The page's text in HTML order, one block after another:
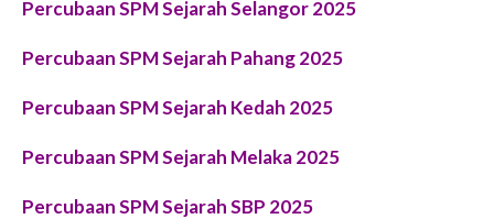
Percubaan SPM Sejarah Selangor 2025
Percubaan SPM Sejarah Pahang 2025
Percubaan SPM Sejarah Kedah 2025
Percubaan SPM Sejarah Melaka 2025
Percubaan SPM Sejarah SBP 2025